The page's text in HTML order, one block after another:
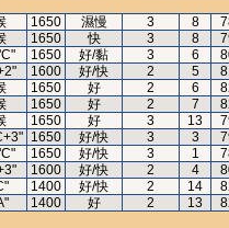
1650 濕慢 3 8
1650 快 3 8
1650 好/黏 3 6
1600 好/快 2 5
1650 好 2 6
1650 好 2 7
1650 好 3 13
1650 好/快 3 3
1650 好/快 3 1
1600 好/快 2 4
1400 好/快 2 14
1400 好 2 13